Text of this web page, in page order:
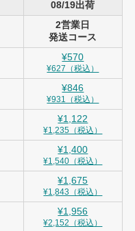
08/19出荷
2営業日
発送コース
¥570
¥627（税込）
¥846
¥931（税込）
¥1,122
¥1,235（税込）
¥1,400
¥1,540（税込）
¥1,675
¥1,843（税込）
¥1,956
¥2,152（税込）